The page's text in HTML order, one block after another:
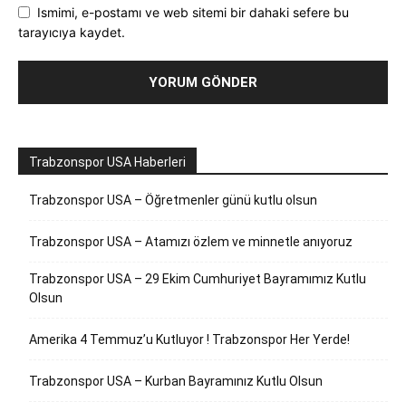
Ismimi, e-postamı ve web sitemi bir dahaki sefere bu
tarayıcıya kaydet.
Trabzonspor USA Haberleri
Trabzonspor USA – Öğretmenler günü kutlu olsun
Trabzonspor USA – Atamızı özlem ve minnetle anıyoruz
Trabzonspor USA – 29 Ekim Cumhuriyet Bayramımız Kutlu
Olsun
Amerika 4 Temmuz’u Kutluyor ! Trabzonspor Her Yerde!
Trabzonspor USA – Kurban Bayramınız Kutlu Olsun